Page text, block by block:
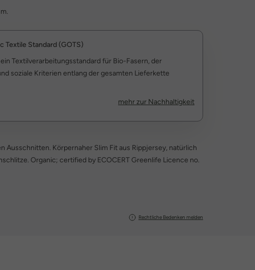
Textile Standard (GOTS)
Textilverarbeitungsstandard für Bio-Fasern, der
soziale Kriterien entlang der gesamten Lieferkette
mehr zur Nachhaltigkeit
Ausschnitten. Körpernaher Slim Fit aus Rippjersey, natürlich
Organic; certified by ECOCERT Greenlife Licence no.
Rechtliche Bedenken melden